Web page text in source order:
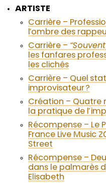
ARTISTE
Carrière –
l’ombre des
Carrière –
les fanfares
les clichés
Carrière – Quel
improvisateur ?
Création – Quatre
la pratique de
Récompense – Le
France Live Music
Street
Récompense –
dans le palmarès
Elisabeth